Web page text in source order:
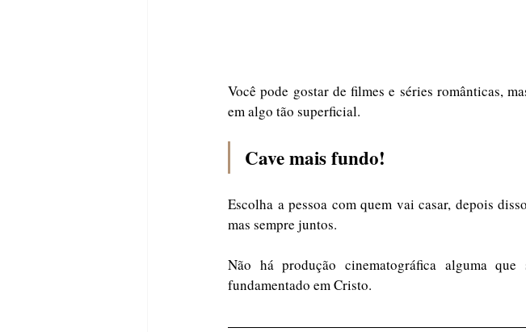
Você pode gostar de filmes e séries românticas,
em algo tão superficial.
Cave mais fundo!
Escolha a pessoa com quem vai casar, depois
mas sempre juntos.
Não há produção cinematográfica alguma
fundamentado em Cristo.